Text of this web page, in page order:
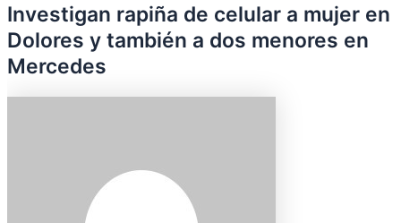
Investigan rapiña de celular a mujer en
Dolores y también a dos menores en
Mercedes